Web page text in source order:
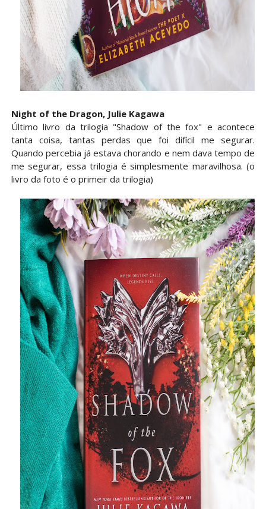
Night of the Dragon, Julie Kagawa⁣⁣
Último livro da trilogia "Shadow of the fox" e acontece
tanta coisa, tantas perdas que foi difícil me segurar.
Quando percebia já estava chorando e nem dava tempo de
me segurar, essa trilogia é simplesmente maravilhosa. (o
livro da foto é o primeir da trilogia)